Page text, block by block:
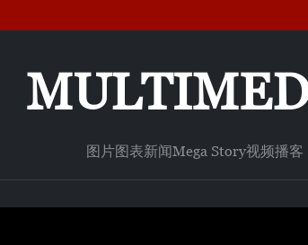
图片图表新闻Mega Story视频播客